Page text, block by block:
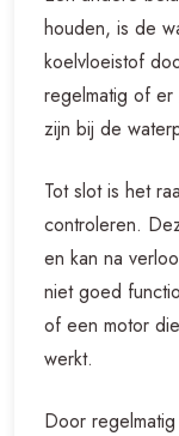
houden, is de
koelvloeistof
regelmatig of
zijn bij de
Tot slot is het
controleren.
en kan na
niet goed
of een motor
werkt.
Door